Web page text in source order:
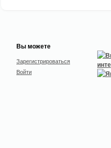
Вы можете
Зарегистрироваться
Войти